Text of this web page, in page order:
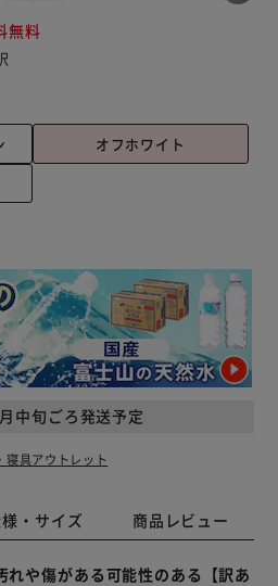
無料
オフホワイト
中旬ごろ発送予定
寝具アウトレット
・サイズ 商品レビュー
れや傷がある可能性のある【訳あ